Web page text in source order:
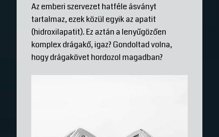
Az emberi szervezet hatféle ásványt
tartalmaz, ezek közül egyik az apatit
(hidroxilapatit). Ez aztán a lenyűgözően
komplex drágakő, igaz? Gondoltad volna,
hogy drágakövet hordozol magadban?